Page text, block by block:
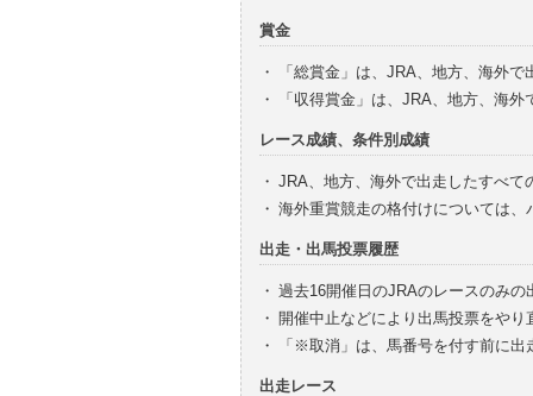
賞金
・
「総賞金」は、JRA、地方、海外
・
「収得賞金」は、JRA、地方、海
レース成績、条件別成績
・ JRA、地方、海外で出走したすべて
・ 海外重賞競走の格付けについては
出走・出馬投票履歴
・ 過去16開催日のJRAのレースのみ
・ 開催中止などにより出馬投票をや
・
「※取消」は、馬番号を付す前に
出走レース